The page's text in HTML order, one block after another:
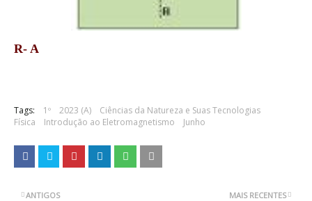
R- A
Tags: 1º 2023 (A)
Ciências da Natureza e Suas Tecnologias
Física
Introdução ao Eletromagnetismo Junho
MAIS RECENTES
ANTIGOS